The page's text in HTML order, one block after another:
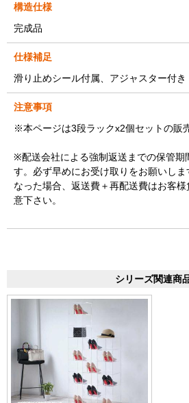
構造仕様
完成品
仕様補足
滑り止めシール付属、アジャスター付き
注意事項
※本ページは3段ラックx2個セットの販
※配送会社による強制返送までの保管期
す。必ず早めにお受け取りをお願いし
なった場合、返送費＋再配送費はお客
意下さい。
シリーズ関連商